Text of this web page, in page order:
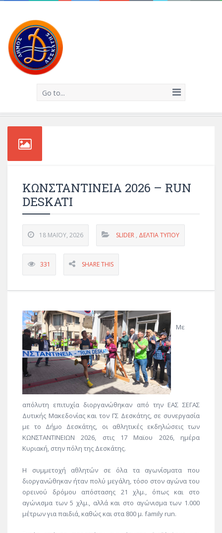
Go to...
ΚΩΝΣΤΑΝΤΙΝΕΙΑ 2026 – RUN
DESKATI
18 ΜΑΪ́ΟΥ, 2026 SLIDER , ΔΕΛΤΊΑ ΤΎΠΟΥ
331 SHARE THIS
Με
απόλυτη επιτυχία διοργανώθηκαν από την ΕΑΣ ΣΕΓΑΣ
Δυτικής Μακεδονίας και τον ΓΣ Δεσκάτης, σε συνεργασία
με το Δήμο Δεσκάτης, οι αθλητικές εκδηλώσεις των
ΚΩΝΣΤΑΝΤΙΝΕΙΩΝ 2026, στις 17 Μαϊου 2026, ημέρα
Κυριακή, στην πόλη της Δεσκάτης.
Η συμμετοχή αθλητών σε όλα τα αγωνίσματα που
διοργανώθηκαν ήταν πολύ μεγάλη, τόσο στον αγώνα του
ορεινού δρόμου απόστασης 21 χλμ., όπως και στο
αγώνισμα των 5 χλμ., αλλά και στο αγώνισμα των 1.000
μέτρων για παιδιά, καθώς και στα 800 μ. family run.